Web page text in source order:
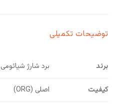
توضیحات تکمیلی
برند برد شارژ شیائومی
کیفیت اصلی (ORG)